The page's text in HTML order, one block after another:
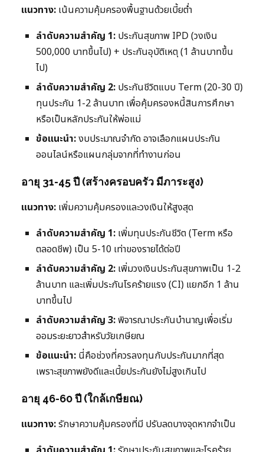
แนวทาง: เน้นความคุ้มครองพื้นฐานด้วยเบี้ยต่ำ
ลำดับความสำคัญ 1: ประกันสุขภาพ IPD (วงเงิน
500,000 บาทขึ้นไป) + ประกันอุบัติเหตุ (1 ล้านบาทขึ้น
ไป)
ลำดับความสำคัญ 2: ประกันชีวิตแบบ Term (20-30 ปี)
ทุนประกัน 1-2 ล้านบาท เพื่อคุ้มครองหนี้สินการศึกษา
หรือเป็นหลักประกันให้พ่อแม่
ข้อแนะนำ:งบประมาณจำกัด อาจเลือกแผนประกัน
ออนไลน์หรือแผนกลุ่มจากที่ทำงานก่อน
อายุ 31-45 ปี (สร้างครอบครัว มีภาระสูง)
แนวทาง: เพิ่มความคุ้มครองและวงเงินให้สูงสุด
ลำดับความสำคัญ 1: เพิ่มทุนประกันชีวิต (Term หรือ
ตลอดชีพ) เป็น 5-10 เท่าของรายได้ต่อปี
ลำดับความสำคัญ 2: เพิ่มวงเงินประกันสุขภาพเป็น 1-2
ล้านบาท และเพิ่มประกันโรคร้ายแรง (CI) แยกอีก 1 ล้าน
บาทขึ้นไป
ลำดับความสำคัญ 3:พิจารณาประกันบำนาญเพื่อเริ่ม
ออมระยะยาวสำหรับวัยเกษียณ
ข้อแนะนำ: นี่คือช่วงที่ควรลงทุนกับประกันมากที่สุด
เพราะสุขภาพยังดีและเบี้ยประกันยังไม่สูงเกินไป
อายุ 46-60 ปี (ใกล้เกษียณ)
แนวทาง:รักษาความคุ้มครองที่มี ปรับลดบางจุดหากจำเป็น